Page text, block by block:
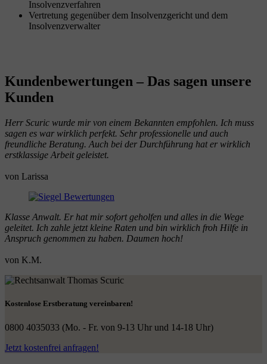
Insolvenzverfahren
Vertretung gegenüber dem Insolvenzgericht und dem
Insolvenzverwalter
Kundenbewertungen – Das sagen unsere
Kunden
Herr Scuric wurde mir von einem Bekannten empfohlen. Ich muss
sagen es war wirklich perfekt. Sehr professionelle und auch
freundliche Beratung. Auch bei der Durchführung hat er wirklich
erstklassige Arbeit geleistet.
von Larissa
Klasse Anwalt. Er hat mir sofort geholfen und alles in die Wege
geleitet. Ich zahle jetzt kleine Raten und bin wirklich froh Hilfe in
Anspruch genommen zu haben. Daumen hoch!
von K.M.
Kostenlose Erstberatung vereinbaren!
0800 4035033 (Mo. - Fr. von 9-13 Uhr und 14-18 Uhr)
Jetzt kostenfrei anfragen!